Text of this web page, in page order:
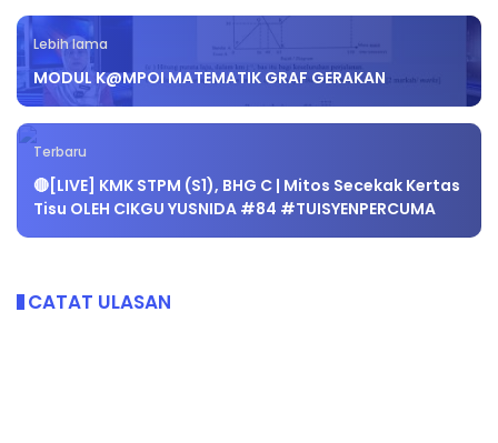
Lebih lama
MODUL K@MPOI MATEMATIK GRAF GERAKAN
Terbaru
🔴[LIVE] KMK STPM (S1), BHG C | Mitos Secekak Kertas
Tisu OLEH CIKGU YUSNIDA #84 #TUISYENPERCUMA
CATAT ULASAN